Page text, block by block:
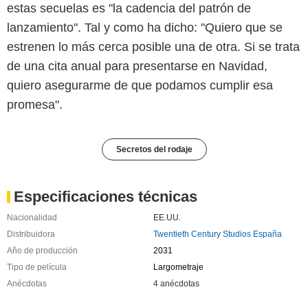
estas secuelas es "la cadencia del patrón de
lanzamiento". Tal y como ha dicho: "Quiero que se
estrenen lo más cerca posible una de otra. Si se trata
de una cita anual para presentarse en Navidad,
quiero asegurarme de que podamos cumplir esa
promesa".
Secretos del rodaje
Especificaciones técnicas
Nacionalidad
EE.UU.
Distribuidora
Twentieth Century Studios España
Año de producción
2031
Tipo de película
Largometraje
Anécdotas
4 anécdotas